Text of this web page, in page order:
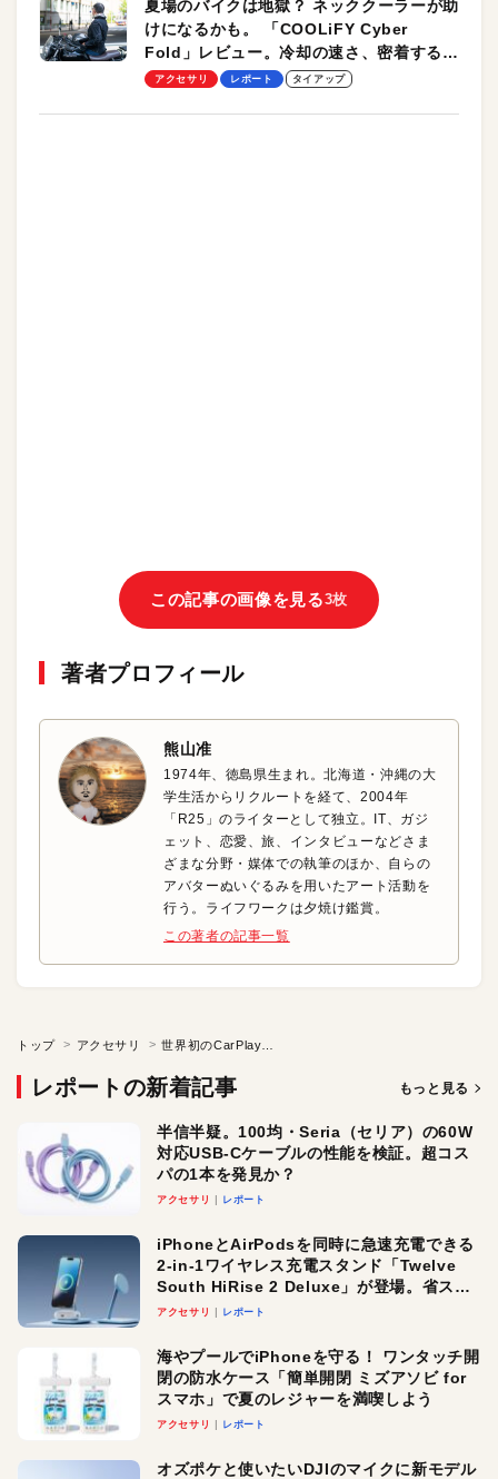
夏場のバイクは地獄？ ネッククーラーが助
けになるかも。 「COOLiFY Cyber
Fold」レビュー。冷却の速さ、密着する冷
却プレート、シンプルな操作性がグッド！
アクセサリ レポート タイアップ
この記事の画像を見る3枚
著者プロフィール
熊山准
1974年、徳島県生まれ。北海道・沖縄の大
学生活からリクルートを経て、2004年
「R25」のライターとして独立。IT、ガジ
ェット、恋愛、旅、インタビューなどさま
ざまな分野・媒体での執筆のほか、自らの
アバターぬいぐるみを用いたアート活動を
行う。ライフワークは夕焼け鑑賞。
この著者の記事一覧
トップ アクセサリ
レポートの新着記事 もっと見る
半信半疑。100均・Seria（セリア）の60W
対応USB-Cケーブルの性能を検証。超コス
パの1本を発見か？
アクセサリ レポート
iPhoneとAirPodsを同時に急速充電できる
2-in-1ワイヤレス充電スタンド「Twelve
South HiRise 2 Deluxe」が登場。省スペ
ースでおしゃれに充電したい人にオスス
アクセサリ レポート
海やプールでiPhoneを守る！ ワンタッチ開
閉の防水ケース「簡単開閉 ミズアソビ for
スマホ」で夏のレジャーを満喫しよう
アクセサリ レポート
オズポケと使いたいDJIのマイクに新モデル